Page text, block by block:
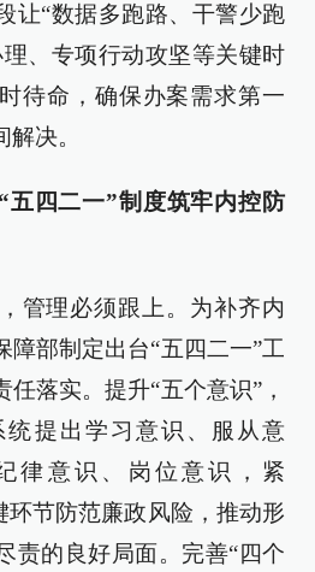
让“数据多跑路、干警少跑
、专项行动攻坚等关键时
待命，确保办案需求第一
决。
五四二一”制度筑牢内控防
管理必须跟上。为补齐内
障部制定出台“五四二一”工
落实。提升“五个意识”，
提出学习意识、服从意
律意识、岗位意识，紧
环节防范廉政风险，推动形
责的良好局面。完善“四个